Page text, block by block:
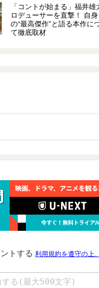
「コントが始まる」福井雄
ロデューサーを直撃！ 自身
の“最高傑作”と語る本作に
て徹底取材